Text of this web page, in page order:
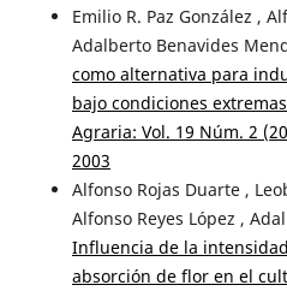
Emilio R. Paz González ,
Adalberto Benavides
como alternativa para
bajo condiciones
Agraria: Vol. 19 Núm. 2
2003
Alfonso Rojas Duarte ,
Alfonso Reyes López ,
Influencia de la
absorción de flor en el